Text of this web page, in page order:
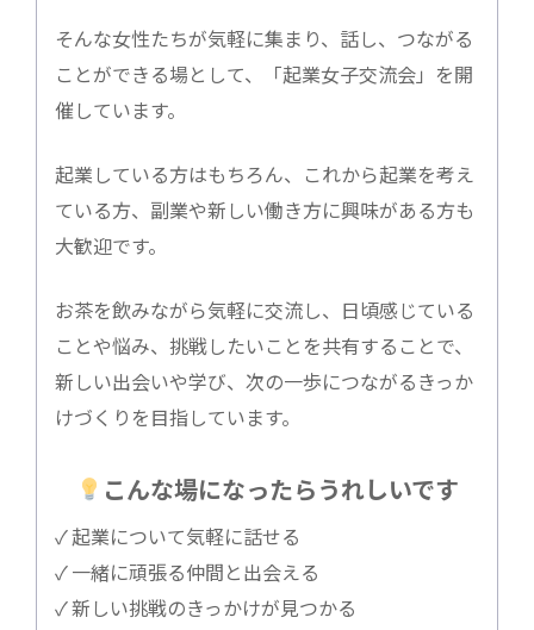
そんな女性たちが気軽に集まり、話し、つながる
ことができる場として、「起業女子交流会」を開
催しています。
起業している方はもちろん、これから起業を考え
ている方、副業や新しい働き方に興味がある方も
大歓迎です。
お茶を飲みながら気軽に交流し、日頃感じている
ことや悩み、挑戦したいことを共有することで、
新しい出会いや学び、次の一歩につながるきっか
けづくりを目指しています。
こんな場になったらうれしいです
✓ 起業について気軽に話せる
✓ 一緒に頑張る仲間と出会える
✓ 新しい挑戦のきっかけが見つかる